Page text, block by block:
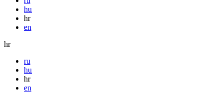
hu
hr
en
hr
ru
hu
hr
en